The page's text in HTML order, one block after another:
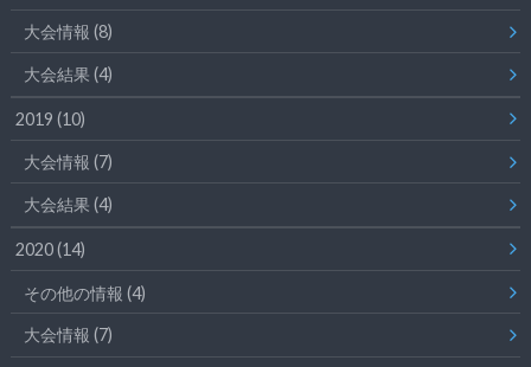
大会情報(8)
大会結果(4)
2019(10)
大会情報(7)
大会結果(4)
2020(14)
その他の情報(4)
大会情報(7)